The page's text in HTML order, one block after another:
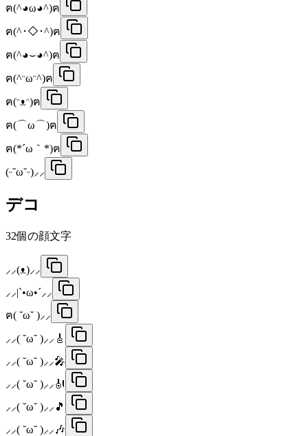
ฅ(^◕ω◕^)ฅ
ฅ(^･◇･^)ฅ
ฅ(^◕⌣◕^)ฅ
ฅ(^ᵔωᵔ^)ฅ
ฅ(ᵔᴥᵔ)ฅ
ฅ(⌒ω⌒)ฅ
ฅ(*´ω｀*)ฅ
(ᵕ˘ω˘ᵕ)⸝⸝
デコ
32個の顔文字
⸝⸝(ᴥ)⸝⸝
⸝⸝|`•ω•´⸝⸝
ฅ( ˘ω˘ )⸝⸝
⸝⸝( ˘ω˘ )⸝⸝🎸
⸝⸝( ˘ω˘ )⸝⸝🎤
⸝⸝( ˘ω˘ )⸝⸝🎻
⸝⸝( ˘ω˘ )⸝⸝🎵
⸝⸝( ˘ω˘ )⸝⸝🎶